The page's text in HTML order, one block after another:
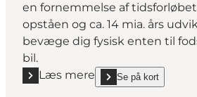
en fornemmelse af
opståen og ca. 14 mia. års
bevæge dig fysisk enten til
bil.
Læs mere
Læs mere "Evolutionsruten"
Se på kort
show Evolutionsruten